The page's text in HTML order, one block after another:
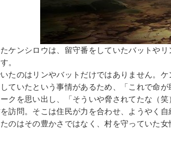
ケンシロウは、留守番をしていたバットや
。
たのはリンやバットだけではありません。
ていたという事情があるため、「これで命が
クを思い出し、「そういや脅されてたな（
訪問。そこは住民が力を合わせ、ようやく
のはその豊かさではなく、村を守っていた